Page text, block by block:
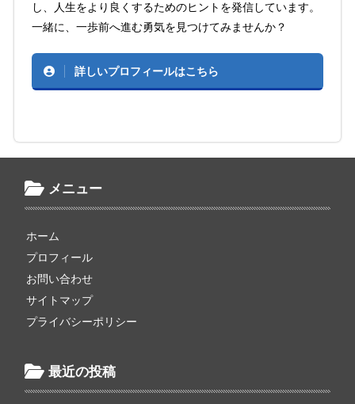
し、人生をより良くするためのヒントを発信しています。
一緒に、一歩前へ進む勇気を見つけてみませんか？
詳しいプロフィールはこちら
メニュー
ホーム
プロフィール
お問い合わせ
サイトマップ
プライバシーポリシー
最近の投稿